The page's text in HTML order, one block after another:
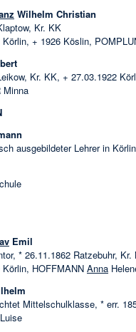
Wilhelm Christian
Kr. KK
Körlin, + 1926 Köslin,
Kr. KK, + 27.03.1922
Minna
ausgebildeter Lehrer in Körlin
Emil
* 26.11.1862 Ratzebuhr,
HOFFMANN Anna
Mittelschulklasse, * err.